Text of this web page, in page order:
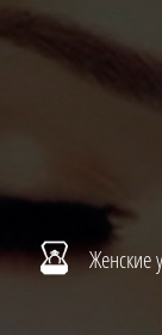
Женские